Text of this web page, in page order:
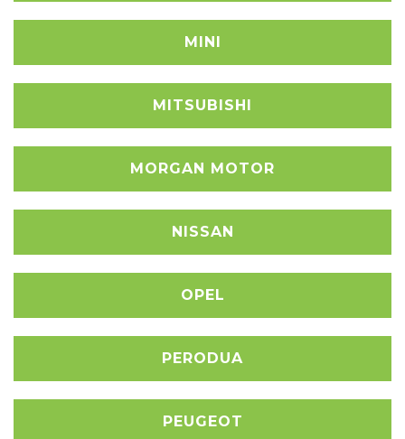
MINI
MITSUBISHI
MORGAN MOTOR
NISSAN
OPEL
PERODUA
PEUGEOT